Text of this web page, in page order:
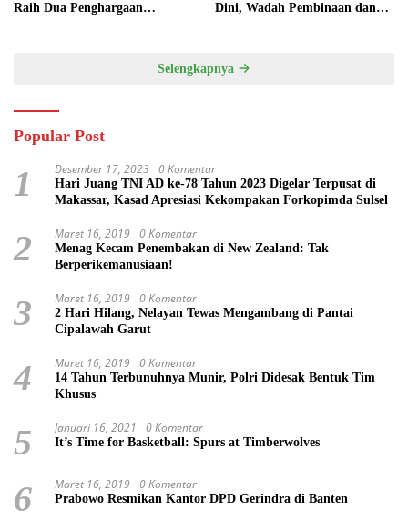
Raih Dua Penghargaan
Dini, Wadah Pembinaan dan
Selengkapnya
Popular Post
1 Desember 17, 2023 0 Komentar
Hari Juang TNI AD ke-78 Tahun 2023 Digelar Terpusat di
Makassar, Kasad Apresiasi Kekompakan Forkopimda Sulsel
2 Maret 16, 2019 0 Komentar
Menag Kecam Penembakan di New Zealand: Tak
Berperikemanusiaan!
3 Maret 16, 2019 0 Komentar
2 Hari Hilang, Nelayan Tewas Mengambang di Pantai
Cipalawah Garut
4 Maret 16, 2019 0 Komentar
14 Tahun Terbunuhnya Munir, Polri Didesak Bentuk Tim
Khusus
5 Januari 16, 2021 0 Komentar
It’s Time for Basketball: Spurs at Timberwolves
6 Maret 16, 2019 0 Komentar
Prabowo Resmikan Kantor DPD Gerindra di Banten